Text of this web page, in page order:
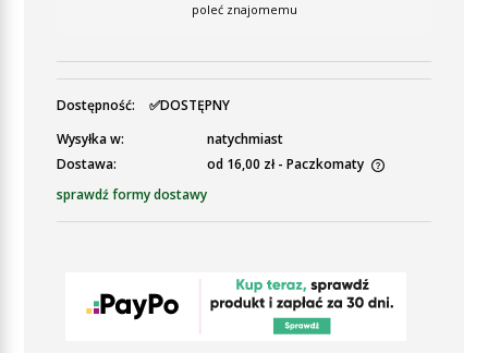
poleć znajomemu
Dostępność:
✅DOSTĘPNY
Wysyłka w:
natychmiast
Dostawa:
od 16,00 zł - Paczkomaty
Cena nie zawiera ewentualnych kosztów płatności
sprawdź formy dostawy